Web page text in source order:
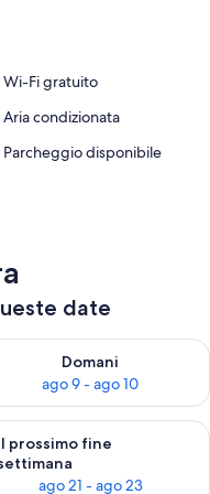
Wi-Fi gratuito
Aria condizionata
Parcheggio disponibile
date
ago 8 - ago 9
Domani
ago 9 - ago 10
la disponibilità per
settimana, ago 14 -
prossimo fine
ago 21 - ago 23
la disponibilità per il